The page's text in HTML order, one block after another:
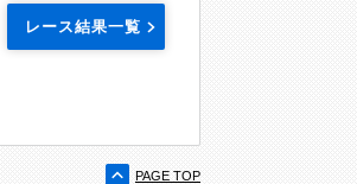
レース結果一覧
PAGE TOP